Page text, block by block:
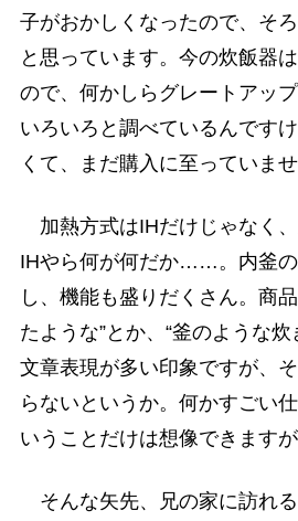
子がおかしくなったので、そ
と思っています。今の炊飯器
ので、何かしらグレートアッ
いろいろと調べているんです
くて、まだ購入に至っていませ
加熱方式はIHだけじゃなく
IHやら何が何だか……。内釜の
し、機能も盛りだくさん。商
たような”とか、“釜のような
文章表現が多い印象ですが、
らないというか。何かすごい
いうことだけは想像できます
そんな矢先、兄の家に訪れ